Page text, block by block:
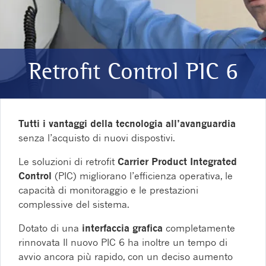
Retrofit Control PIC 6
Tutti i vantaggi della tecnologia all’avanguardia
senza l’acquisto di nuovi dispostivi.
Le soluzioni di retrofit Carrier Product Integrated
Control (PIC) migliorano l’efficienza operativa, le
capacità di monitoraggio e le prestazioni
complessive del sistema.
Dotato di una interfaccia grafica completamente
rinnovata Il nuovo PIC 6 ha inoltre un tempo di
avvio ancora più rapido, con un deciso aumento